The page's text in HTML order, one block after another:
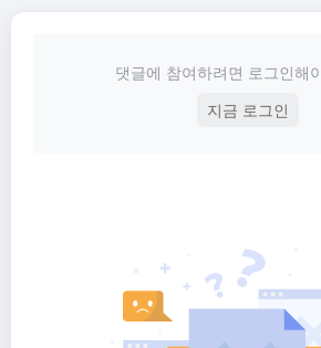
댓글에 참여하려면 로그인해
지금 로그인